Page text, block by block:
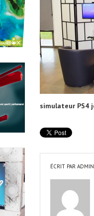
simulateur
ÉCRIT PAR ADMIN